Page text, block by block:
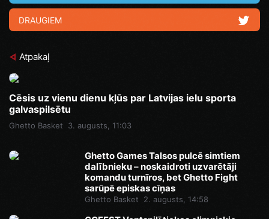
DRAUGIEM
Atpakaļ
Cēsis uz vienu dienu kļūs par Latvijas ielu sporta
galvaspilsētu
Ghetto Basket 3. augusts, 11:03
Ghetto Games Talsos pulcē simtiem
dalībnieku – noskaidroti uzvarētāji
komandu turnīros, bet Ghetto Fight
sarūpē episkas cīņas
Ghetto Basket 2. augusts, 14:58